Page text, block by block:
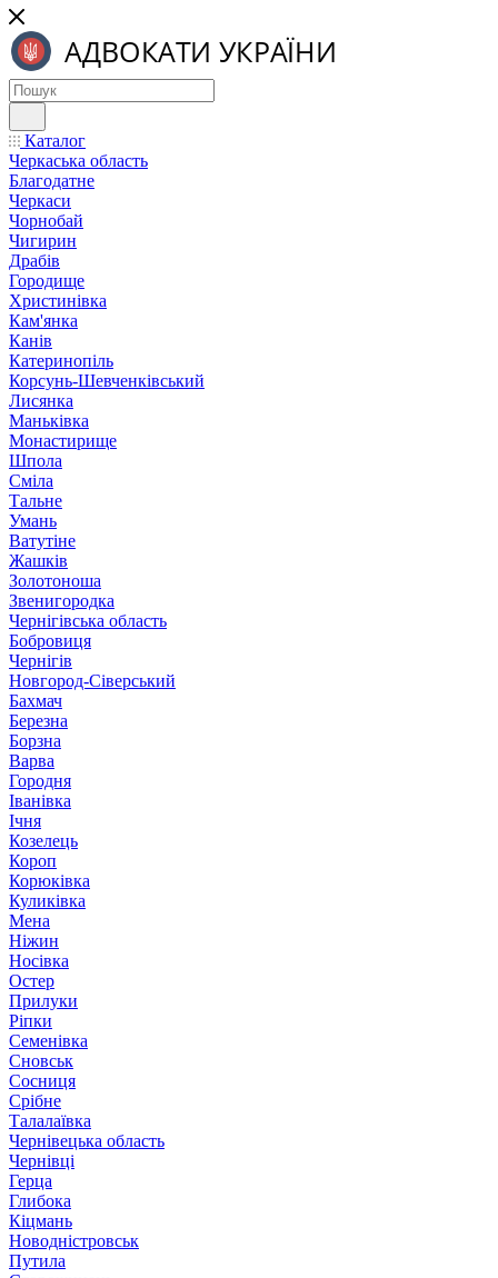
Каталог
Черкаська область
Благодатне
Черкаси
Чорнобай
Чигирин
Драбів
Городище
Христинівка
Кам'янка
Канів
Катеринопіль
Корсунь-Шевченківський
Лисянка
Маньківка
Монастирище
Шпола
Сміла
Тальне
Умань
Ватутіне
Жашків
Золотоноша
Звенигородка
Чернігівська область
Бобровиця
Чернігів
Новгород-Сіверський
Бахмач
Березна
Борзна
Варва
Городня
Іванівка
Ічня
Козелець
Короп
Корюківка
Куликівка
Мена
Ніжин
Носівка
Остер
Прилуки
Ріпки
Семенівка
Сновськ
Сосниця
Срібне
Талалаївка
Чернівецька область
Чернівці
Герца
Глибока
Кіцмань
Новодністровськ
Путила